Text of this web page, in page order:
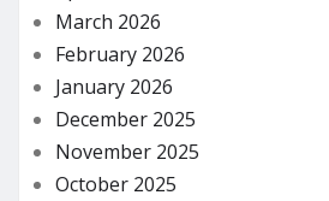
March 2026
February 2026
January 2026
December 2025
November 2025
October 2025